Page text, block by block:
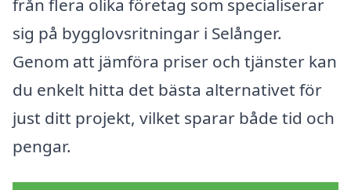
från flera olika företag som specialiserar
sig på bygglovsritningar i Selånger.
Genom att jämföra priser och tjänster kan
du enkelt hitta det bästa alternativet för
just ditt projekt, vilket sparar både tid och
pengar.